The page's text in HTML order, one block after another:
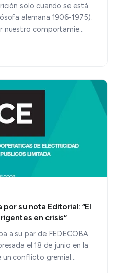
solo cuando se está
alemana 1906-1975).
nuestro comportamie…
su nota Editorial: “El
en crisis“
a su par de FEDECOBA
el 18 de junio en la
conflicto gremial…